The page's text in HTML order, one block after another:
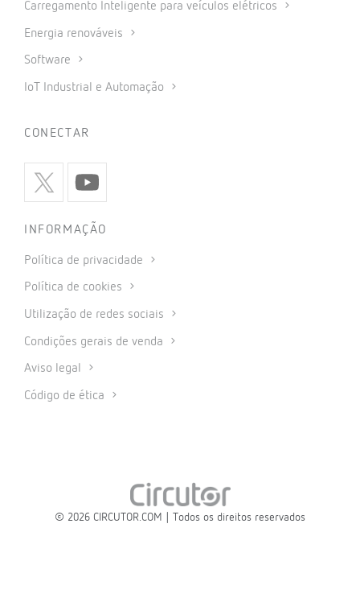
Carregamento Inteligente para veículos elétricos
Energia renováveis
Software
IoT Industrial e Automação
CONECTAR
INFORMAÇÃO
Política de privacidade
Política de cookies
Utilização de redes sociais
Condições gerais de venda
Aviso legal
Código de ética
© 2026 CIRCUTOR.COM | Todos os direitos reservados